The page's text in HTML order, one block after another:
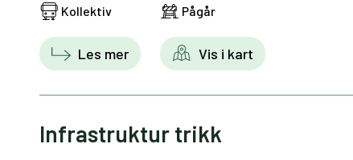
Kollektiv Pågår
Les mer Vis i kart
Infrastruktur trikk